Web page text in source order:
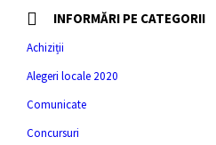
INFORMĂRI PE CATEGORII
Achiziții
Alegeri locale 2020
Comunicate
Concursuri